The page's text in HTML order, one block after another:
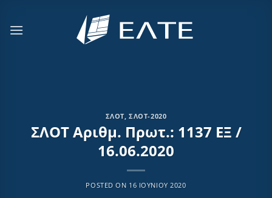
περιεχόμενο
ΣΛΟΤ ,ΣΛΟΤ-2020
ΣΛΟΤ Αριθμ. Πρωτ.: 1137 ΕΞ /
16.06.2020
POSTED ON 16 ΙΟΥΝΊΟΥ 2020